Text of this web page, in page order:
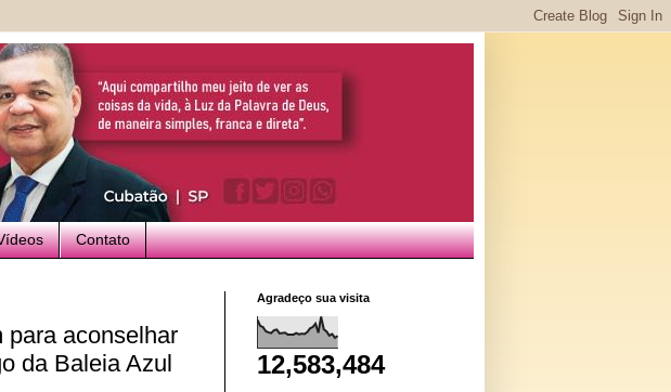
Contato
para aconselhar
da Baleia Azul
Agradeço sua visita
12,583,484